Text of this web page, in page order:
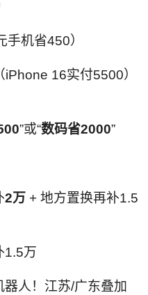
机省450）
iPhone 16实付5500）
”或“数码省2000”
2万+ 地方置换再补1.5
1.5万
人！江苏/广东叠加